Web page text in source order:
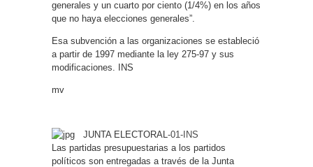
generales y un cuarto por ciento (1/4%) en los años
que no haya elecciones generales”.
Esa subvención a las organizaciones se estableció
a partir de 1997 mediante la ley 275-97 y sus
modificaciones. INS
mv
JUNTA ELECTORAL-01-INS
Las partidas presupuestarias a los partidos
políticos son entregadas a través de la Junta